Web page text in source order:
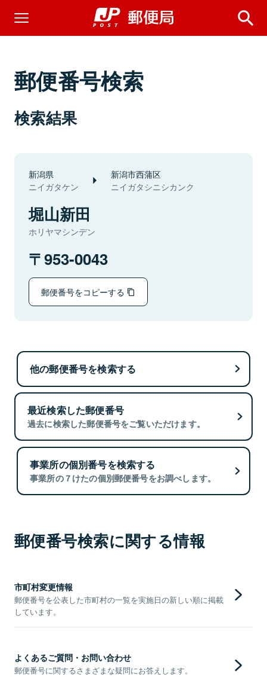
郵便番号検索
検索結果
新潟県
ニイガタケン
新潟市西蒲区
ニイガタシニシカンク
堀山新田
ホリヤマシンデン
953-0043
郵便番号をコピーする
他の郵便番号を検索する
最近検索した郵便番号
過去に検索した郵便番号をご覧いただけます。
事業所の個別番号を検索する
事業所の７けたの個別郵便番号をお調べします。
郵便番号検索に関する情報
市町村変更情報
郵便番号を公表した市町村の一覧を実施日の新しい順に掲載
しています。
よくあるご質問・お問い合わせ
郵便番号に関するさまざまな疑問にお答えします。